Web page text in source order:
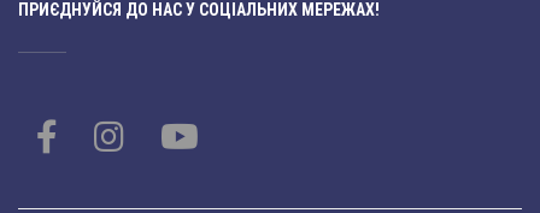
ПРИЄДНУЙСЯ ДО НАС У СОЦІАЛЬНИХ МЕРЕЖАХ!